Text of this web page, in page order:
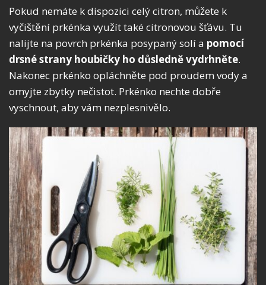
Pokud nemáte k dispozici celý citron, můžete k
vyčištění prkénka využít také citronovou šťávu. Tu
nalijte na povrch prkénka posypaný solí a pomocí
drsné strany houbičky ho důsledně vydrhněte.
Nakonec prkénko opláchněte pod proudem vody a
omyjte zbytky nečistot. Prkénko nechte dobře
vyschnout, aby vám nezplesnivělo.